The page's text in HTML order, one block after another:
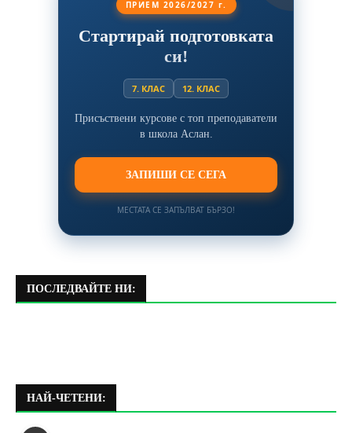
ПРИЕМ 2026/2027 г.
Стартирай подготовката
си!
7. КЛАС 12. КЛАС
Присъствени курсове с топ преподаватели
в школа Аслан.
ЗАПИШИ СЕ СЕГА
МЕСТАТА СЕ ЗАПЪЛВАТ БЪРЗО!
ПОСЛЕДВАЙТЕ НИ:
НАЙ-ЧЕТЕНИ: